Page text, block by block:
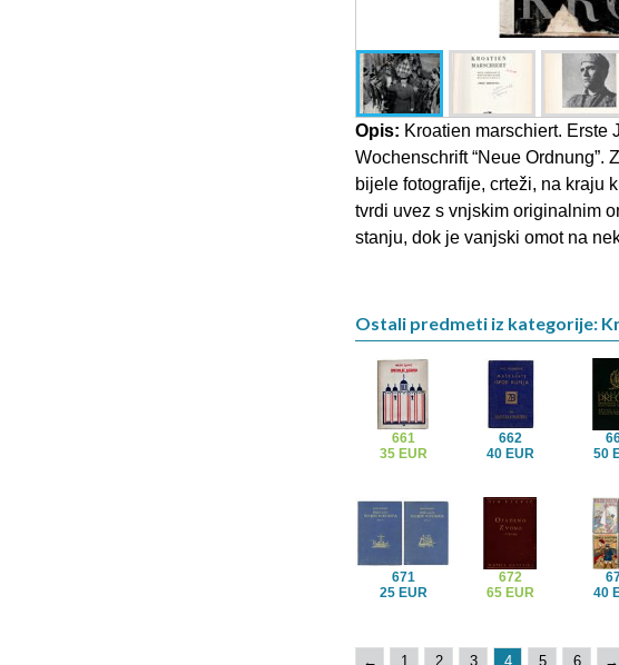
Opis: Kroatien marschiert. Erste
Wochenschrift “Neue Ordnung”.
bijele fotografije, crteži, na kraju
tvrdi uvez s vnjskim originalnim
stanju, dok je vanjski omot na
Ostali predmeti iz kategorije:
661
35 EUR
662
40 EUR
50
671
25 EUR
672
65 EUR
40
← 1 2 3 4 5 6 →